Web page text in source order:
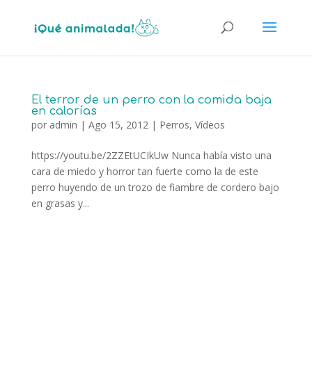
El terror de un perro con la comida baja
en calorías
por admin | Ago 15, 2012| Perros, Vídeos
https://youtu.be/2ZZEtUCIkUw Nunca había visto una
cara de miedo y horror tan fuerte como la de este
perro huyendo de un trozo de fiambre de cordero bajo
en grasas y...